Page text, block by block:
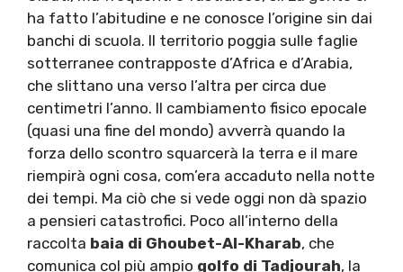
ha fatto l’abitudine e ne conosce l’origine sin dai
banchi di scuola. Il territorio poggia sulle faglie
sotterranee contrapposte d’Africa e d’Arabia,
che slittano una verso l’altra per circa due
centimetri l’anno. Il cambiamento fisico epocale
(quasi una fine del mondo) avverrà quando la
forza dello scontro squarcerà la terra e il mare
riempirà ogni cosa, com’era accaduto nella notte
dei tempi. Ma ciò che si vede oggi non dà spazio
a pensieri catastrofici. Poco all’interno della
raccolta baia di Ghoubet-Al-Kharab, che
comunica col più ampio golfo di Tadjourah, la